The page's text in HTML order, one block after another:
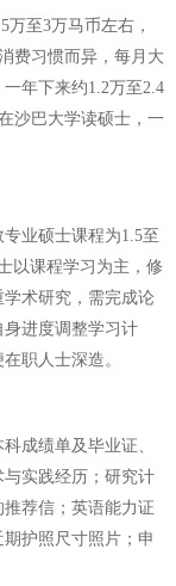
至3万马币左右，
费习惯而异，每月大
年下来约1.2万至2.4
沙巴大学读硕士，一
业硕士课程为1.5至
以课程学习为主，修
术研究，需完成论
进度调整学习计
职人士深造。
成绩单及毕业证、
实践经历；研究计
荐信；英语能力证
护照尺寸照片；申